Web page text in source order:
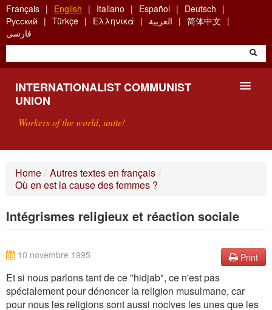
Skip
to
main
content
Français English Italiano Español
Deutsch
Русский
Türkçe Ελληνικά العربية
简体中文
فارسی
INTERNATIONALIST COMMUNIST
UNION
Workers of the world, unite!
ABOUT THE ICU
SEARCH
Home / Autres textes en français /
Où en est la cause des femmes ?
Intégrismes religieux et réaction sociale
Print
10 novembre 1995
Et si nous parlons tant de ce "hidjab", ce n'est pas
spécialement pour dénoncer la religion musulmane, car
pour nous les religions sont aussi nocives les unes que les